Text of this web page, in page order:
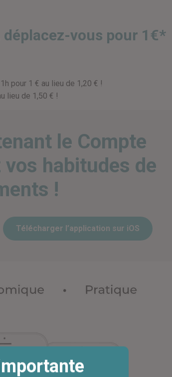
vous pour 1€*
pour 1 € au lieu de 1,20 € !
lieu de 1,50 € !
le Compte
habitudes de
!
Télécharger l’application sur iOS